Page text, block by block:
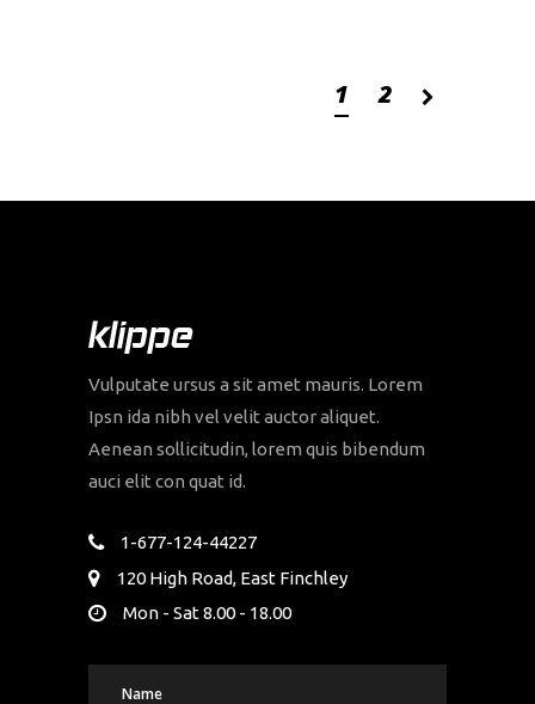
1 2
Vulputate ursus a sit amet mauris. Lorem
Ipsn ida nibh vel velit auctor aliquet.
Aenean sollicitudin, lorem quis bibendum
auci elit con quat id.
1-677-124-44227
120 High Road, East Finchley
Mon - Sat 8.00 - 18.00